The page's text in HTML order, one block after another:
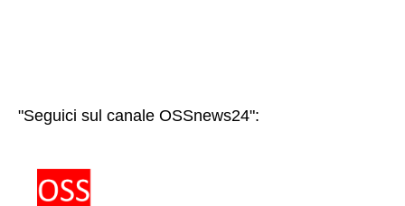
"Seguici sul canale OSSnews24":